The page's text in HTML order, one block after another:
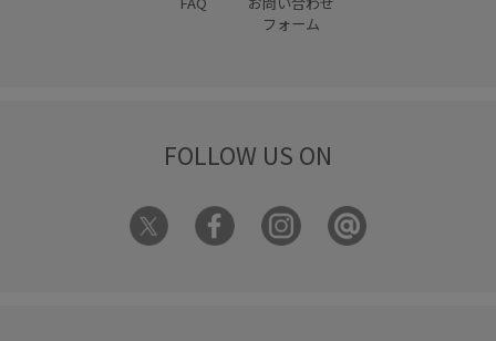
フォーム
FOLLOW US ON